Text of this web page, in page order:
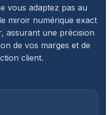
vous adaptez pas au
miroir numérique exact
assurant une précision
de vos marges et de
client.